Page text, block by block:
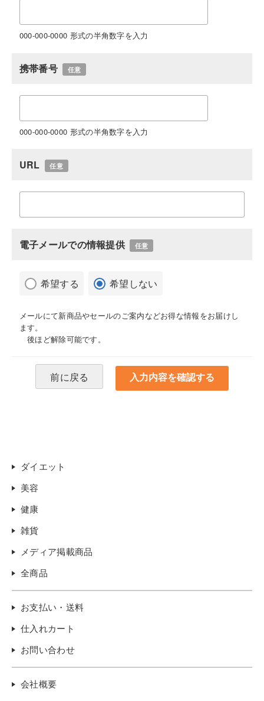
000-000-0000 形式の半角数字を入力
携帯番号 任意
000-000-0000 形式の半角数字を入力
URL 任意
電子メールでの情報提供 任意
希望する 希望しない
メールにて新商品やセールのご案内などお得な情報をお届けし
ます。
後ほど解除可能です。
前に戻る
ダイエット
美容
健康
雑貨
メディア掲載商品
全商品
お支払い・送料
仕入れカート
お問い合わせ
会社概要